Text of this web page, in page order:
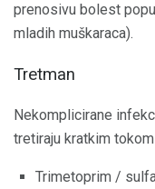
prenosivu bolest
mladih muškaraca).
Tretman
Nekomplicirane
tretiraju kratkim tokom
Trimetoprim /